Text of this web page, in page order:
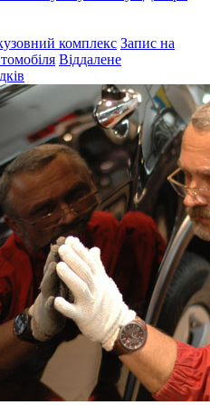
комплекс Запис на
Віддалене